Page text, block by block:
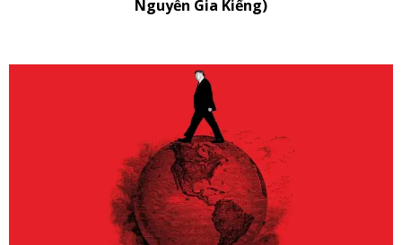
Nguyễn Gia Kiểng)